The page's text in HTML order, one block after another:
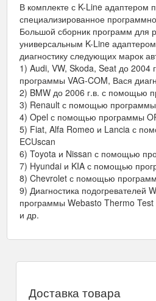
В комплекте с K-Line адаптером
специализированное
Большой сборник программ для
универсальным K-Line
диагностику следующих марок
1) Audi, VW, Skoda, Seat до 2004
программы VAG-COM, Вася
2) BMW до 2006 г.в. с помощью
3) Renault с помощью
4) Opel с помощью программы
5) Fiat, Alfa Romeo и Lancia с
ECUscan
6) Toyota и Nissan с помощью
7) Hyundai и KIA с помощью
8) Chevrolet с помощью
9) Диагностика подогревателей
программы Webasto Thermo Test
и др.
Доставка товара